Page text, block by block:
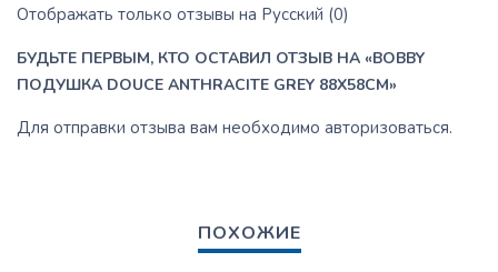
Отображать только отзывы на Русский (0)
БУДЬТЕ ПЕРВЫМ, КТО ОСТАВИЛ ОТЗЫВ НА «BOBBY
ПОДУШКА DOUCE ANTHRACITE GREY 88X58CM»
Для отправки отзыва вам необходимо авторизоваться.
ПОХОЖИЕ